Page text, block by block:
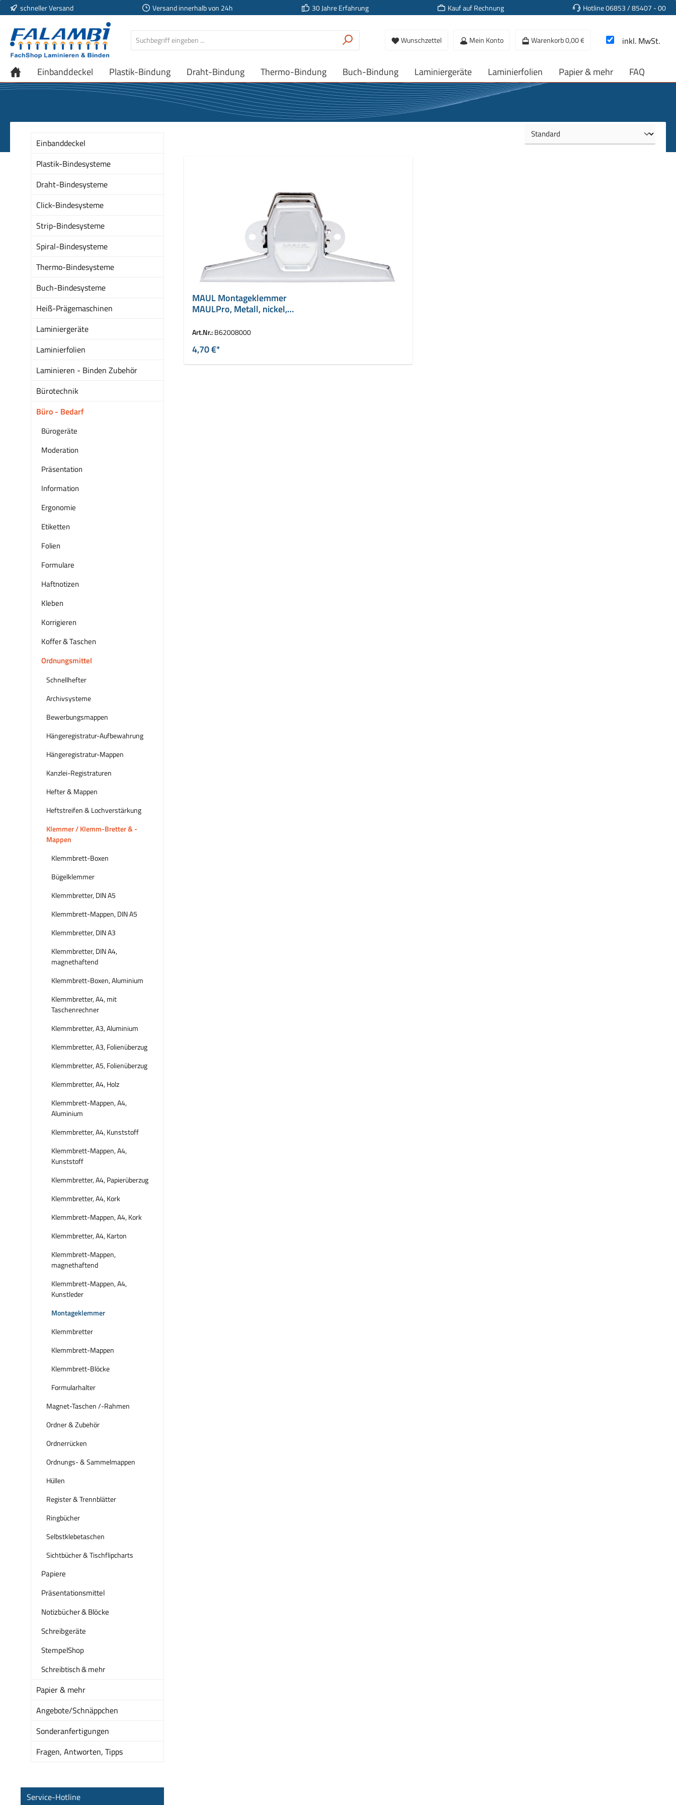
Hauptinhalt springen
Zur Suche springen
Zur Hauptnavigation springen
schneller Versand Versand innerhalb von 24h 30 Jahre Erfahrung Kauf auf Rechnung Hotline 06853 / 85407 - 00
Wunschzettel Mein Konto Warenkorb0,00 € inkl. MwSt.
Einbanddeckel Plastik-Bindung Draht-Bindung Thermo-Bindung Buch-Bindung Laminiergeräte Laminierfolien Papier & mehr FAQ
Einbanddeckel
Plastik-Bindesysteme
Draht-Bindesysteme
Click-Bindesysteme
Strip-Bindesysteme
Spiral-Bindesysteme
Thermo-Bindesysteme
Buch-Bindesysteme
Heiß-Prägemaschinen
Laminiergeräte
Laminierfolien
Laminieren - Binden Zubehör
Bürotechnik
Büro - Bedarf
Bürogeräte
Moderation
Präsentation
Information
Ergonomie
Etiketten
Folien
Formulare
Haftnotizen
Kleben
Korrigieren
Koffer & Taschen
Ordnungsmittel
Schnellhefter
Archivsysteme
Bewerbungsmappen
Hängeregistratur-Aufbewahrung
Hängeregistratur-Mappen
Kanzlei-Registraturen
Hefter & Mappen
Heftstreifen & Lochverstärkung
Klemmer / Klemm-Bretter & -
Mappen
Klemmbrett-Boxen
Bügelklemmer
Klemmbretter, DIN A5
Klemmbrett-Mappen, DIN A5
Klemmbretter, DIN A3
Klemmbretter, DIN A4,
magnethaftend
Klemmbrett-Boxen, Aluminium
Klemmbretter, A4, mit
Taschenrechner
Klemmbretter, A3, Aluminium
Klemmbretter, A3, Folienüberzug
Klemmbretter, A5, Folienüberzug
Klemmbretter, A4, Holz
Klemmbrett-Mappen, A4,
Aluminium
Klemmbretter, A4, Kunststoff
Klemmbrett-Mappen, A4,
Kunststoff
Klemmbretter, A4, Papierüberzug
Klemmbretter, A4, Kork
Klemmbrett-Mappen, A4, Kork
Klemmbretter, A4, Karton
Klemmbrett-Mappen,
magnethaftend
Klemmbrett-Mappen, A4,
Kunstleder
Montageklemmer
Klemmbretter
Klemmbrett-Mappen
Klemmbrett-Blöcke
Formularhalter
Magnet-Taschen /-Rahmen
Ordner & Zubehör
Ordnerrücken
Ordnungs- & Sammelmappen
Hüllen
Register & Trennblätter
Ringbücher
Selbstklebetaschen
Sichtbücher & Tischflipcharts
Papiere
Präsentationsmittel
Notizbücher & Blöcke
Schreibgeräte
StempelShop
Schreibtisch & mehr
Papier & mehr
Angebote/Schnäppchen
Sonderanfertigungen
Fragen, Antworten, Tipps
Service-Hotline
MAUL Montageklemmer
MAULPro, Metall, nickel,
Art.Nr.:B62008000
4,70 €*